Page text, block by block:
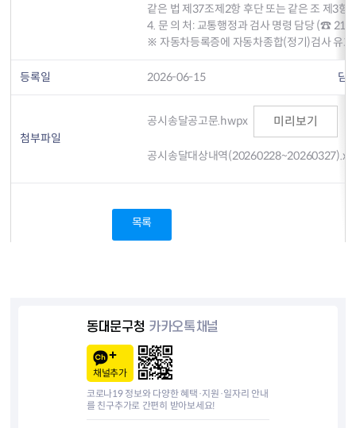
같은 법 제37조제2항 후단 또는 같은 조 제3항
4. 문 의 처: 교통행정과 검사 명령 담당 (☎
※ 자동차등록증에 자동차종합(정기)검사 유
등록일 2026-06-15 담
첨부파일
공시송달공고문.hwpx 미리보기
공시송달대상내역
목록
동대문구청 카카오톡채널
채널추가
코로나19 정보와 다양한 혜택·지원·일자리 안내
를 친구추가로 간편히 받아보세요!